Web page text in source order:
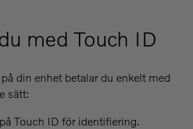
med Touch ID
din enhet betalar du enkelt med
sätt:
Touch ID för identifiering.